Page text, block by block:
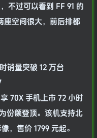
不过可以看到 FF 91 的
座空间很大，前后排都
销量突破 12 万台
70X 手机上市 72 小时
份额登顶。该机支持北
，售价 1799 元起。